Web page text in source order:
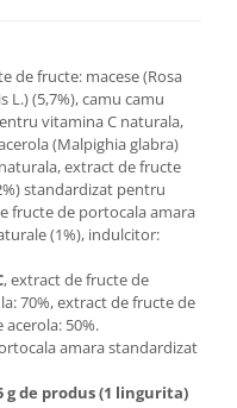
de fructe: macese (Rosa
L.) (5,7%), camu camu
vitamina C naturala,
(Malpighia glabra)
extract de fructe
standardizat pentru
fructe de portocala amara
(1%), indulcitor:
, extract de fructe de
70%, extract de fructe de
50%.
amara standardizat
de produs (1 lingurita)